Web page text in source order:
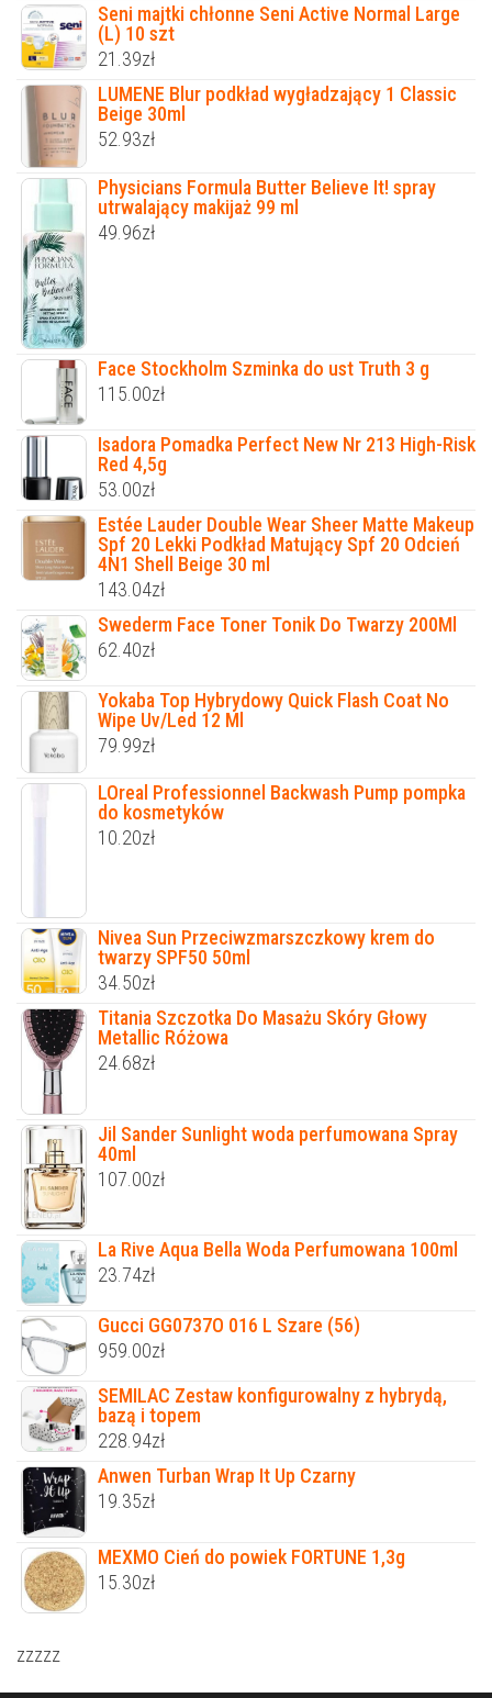
Seni majtki chłonne Seni Active Normal Large
(L) 10 szt
21.39zł
LUMENE Blur podkład wygładzający 1 Classic
Beige 30ml
52.93zł
Physicians Formula Butter Believe It! spray
utrwalający makijaż 99 ml
49.96zł
Face Stockholm Szminka do ust Truth 3 g
115.00zł
Isadora Pomadka Perfect New Nr 213 High-Risk
Red 4,5g
53.00zł
Estée Lauder Double Wear Sheer Matte Makeup
Spf 20 Lekki Podkład Matujący Spf 20 Odcień
4N1 Shell Beige 30 ml
143.04zł
Swederm Face Toner Tonik Do Twarzy 200Ml
62.40zł
Yokaba Top Hybrydowy Quick Flash Coat No
Wipe Uv/Led 12 Ml
79.99zł
LOreal Professionnel Backwash Pump pompka
do kosmetyków
10.20zł
Nivea Sun Przeciwzmarszczkowy krem do
twarzy SPF50 50ml
34.50zł
Titania Szczotka Do Masażu Skóry Głowy
Metallic Różowa
24.68zł
Jil Sander Sunlight woda perfumowana Spray
40ml
107.00zł
La Rive Aqua Bella Woda Perfumowana 100ml
23.74zł
Gucci GG0737O 016 L Szare (56)
959.00zł
SEMILAC Zestaw konfigurowalny z hybrydą,
bazą i topem
228.94zł
Anwen Turban Wrap It Up Czarny
19.35zł
MEXMO Cień do powiek FORTUNE 1,3g
15.30zł
zzzzz